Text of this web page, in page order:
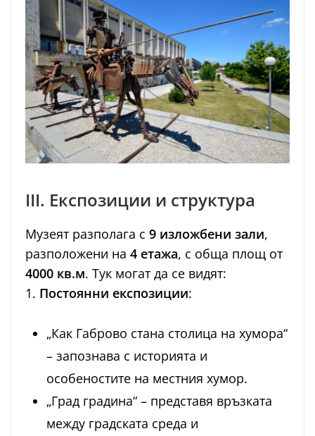
III. Експозиции и структура
Музеят разполага с 9 изложбени зали,
разположени на 4 етажа, с обща площ от
4000 кв.м. Тук могат да се видят:
1. Постоянни експозиции:
„Как Габрово стана столица на хумора“
– запознава с историята и
особеностите на местния хумор.
„Град градина“ – представя връзката
между градската среда и